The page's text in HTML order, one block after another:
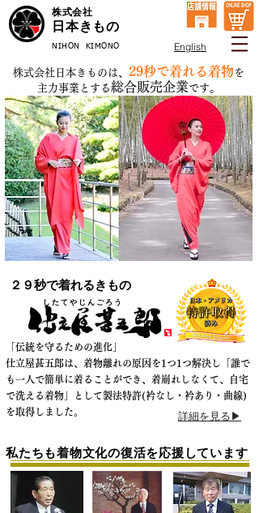
株式会社
日本きもの
NIHON KIMONO English
株式会社日本きものは、 29秒で着れる着物 を
主力事業とする総合販売企業です。
​２９秒で着れるきもの
し た て や じ ん ご ろ う
「伝統を守るための進化」
仕立屋甚五郎は、着物離れの原因を1つ1つ解決し「誰で
も一人で簡単に着ることができ、着崩れしなくて、自宅
で洗える着物」として製法特許(衿なし・衿あり・曲線)
を取得しました。
詳細を見る▶︎
私たちも着物文化の復活を応援しています